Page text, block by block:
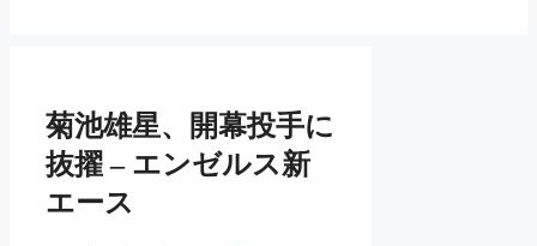
菊池雄星、開幕投手に
抜擢 – エンゼルス新
エース